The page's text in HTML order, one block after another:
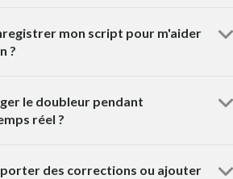
mon script pour m'aider
?
le doubleur pendant
réel ?
des corrections ou ajouter